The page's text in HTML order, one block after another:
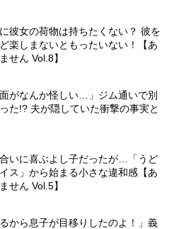
彼女の荷物は持ちたくない？ 彼を
楽しまないともったいない！【あ
せん Vol.8】
面がなんか怪しい…」ジム通いで別
た!? 夫が隠していた衝撃の事実と
いに喜ぶよし子だったが…「うど
ス」から始まる小さな違和感【あ
せん Vol.5】
から息子が目移りしたのよ！」義